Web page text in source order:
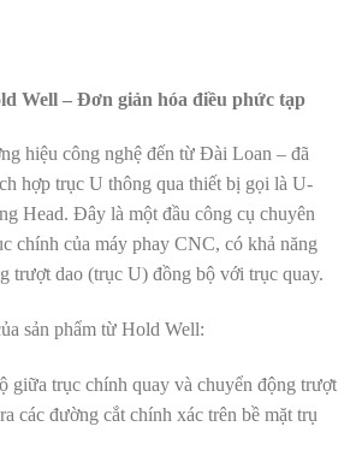
Well – Đơn giản hóa điều phức tạp
hiệu công nghệ đến từ Đài Loan – đã
hợp trục U thông qua thiết bị gọi là U-
Head. Đây là một đầu công cụ chuyên
chính của máy phay CNC, có khả năng
trượt dao (trục U) đồng bộ với trục quay.
sản phẩm từ Hold Well:
giữa trục chính quay và chuyển động trượt
các đường cắt chính xác trên bề mặt trụ